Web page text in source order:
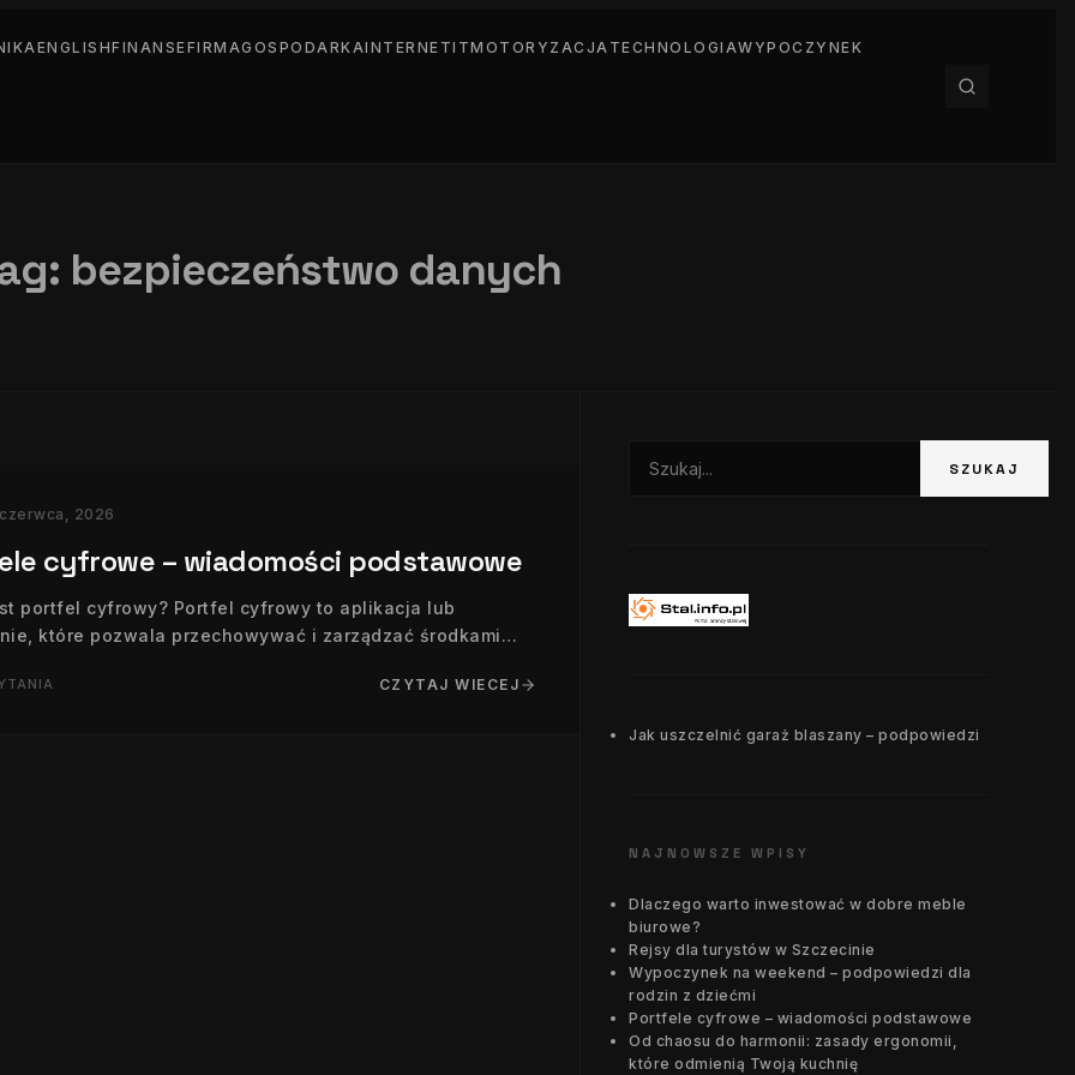
ENGLISHFINANSEFIRMAGOSPODARKAINTERNETITMOTORYZACJA TECHNOLOGIAWYPOCZYNEK
bezpieczeństwo danych
2026
cyfrowe – wiadomości podstawowe
portfel cyfrowy? Portfel cyfrowy to aplikacja lub
które pozwala przechowywać i zarządzać środkami
mieści banknoty i karty, tak…
CZYTAJ WIECEJ
SZUKAJ
Jak uszczelnić garaż blaszany – podpowiedzi
NAJNOWSZE WPISY
Dlaczego warto inwestować w dobre meble
biurowe?
Rejsy dla turystów w Szczecinie
Wypoczynek na weekend – podpowiedzi dla
rodzin z dziećmi
Portfele cyfrowe – wiadomości podstawowe
Od chaosu do harmonii: zasady ergonomii,
które odmienią Twoją kuchnię